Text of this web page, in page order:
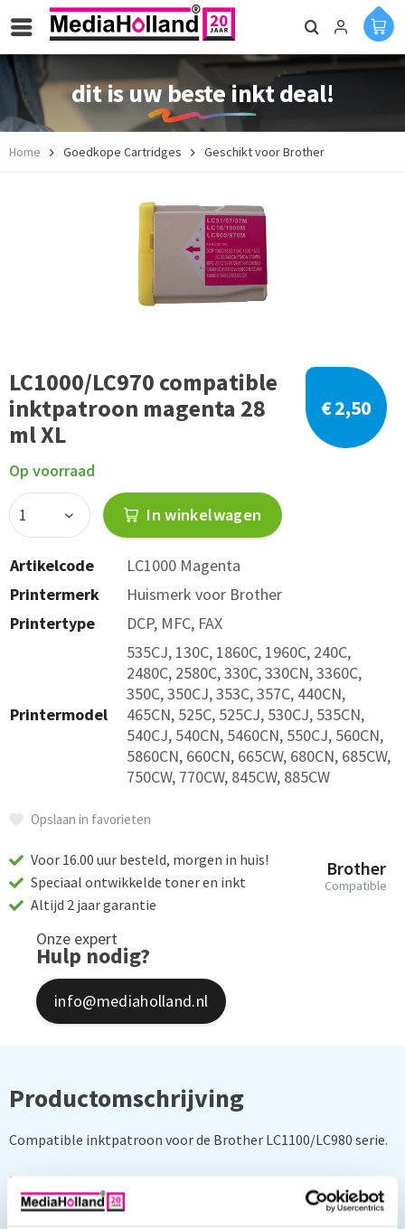
dit is uw beste inkt deal!
Home Goedkope Cartridges Geschikt voor Brother
LC1000/LC970 compatible
inktpatroon magenta 28
ml XL
€ 2,50
Op voorraad
In winkelwagen
Artikelcode
LC1000 Magenta
Printermerk
Huismerk voor Brother
Printertype
DCP, MFC, FAX
Printermodel
535CJ, 130C, 1860C, 1960C, 240C,
2480C, 2580C, 330C, 330CN, 3360C,
350C, 350CJ, 353C, 357C, 440CN,
465CN, 525C, 525CJ, 530CJ, 535CN,
540CJ, 540CN, 5460CN, 550CJ, 560CN,
5860CN, 660CN, 665CW, 680CN, 685CW,
750CW, 770CW, 845CW, 885CW
Opslaan in favorieten
Brother
Compatible
Voor 16.00 uur besteld, morgen in huis!
Speciaal ontwikkelde toner en inkt
Altijd 2 jaar garantie
Onze expert
Hulp nodig?
info@mediaholland.nl
Productomschrijving
Compatible inktpatroon voor de Brother LC1100/LC980 serie.
Kleur: magenta